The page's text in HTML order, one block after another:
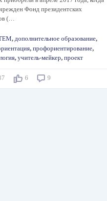
Фонд президентских
(…
, дополнительное образование,
, профориентирование,
, учитель-мейкер, проект
6 9